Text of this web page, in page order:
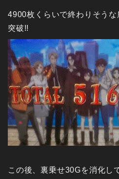
4900枚くらいで終わりそう
突破!!
この後、裏乗せ30Gを消化し